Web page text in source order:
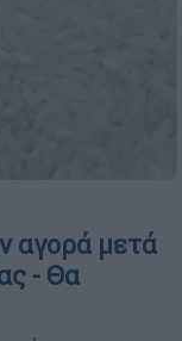
αγορά μετά
- Θα